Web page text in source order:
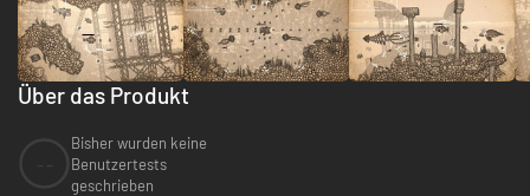
Über das Produkt
Bisher wurden keine
Benutzertests
geschrieben